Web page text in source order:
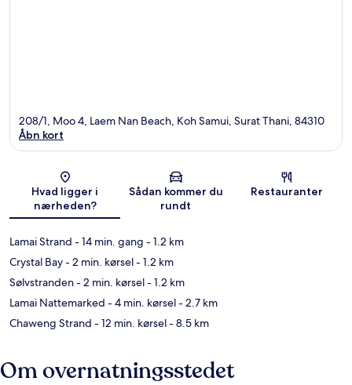
Kort
208/1, Moo 4, Laem Nan Beach, Koh Samui, Surat Thani, 84310
Åbn kort
Hvad ligger i
nærheden?
Sådan kommer du
rundt
Restauranter
Lamai Strand - 14 min. gang - 1.2 km
Crystal Bay- 2 min. kørsel- 1.2 km
Sølvstranden- 2 min. kørsel- 1.2 km
Lamai Nattemarked - 4 min. kørsel- 2.7 km
Chaweng Strand - 12 min. kørsel- 8.5 km
Om overnatningsstedet